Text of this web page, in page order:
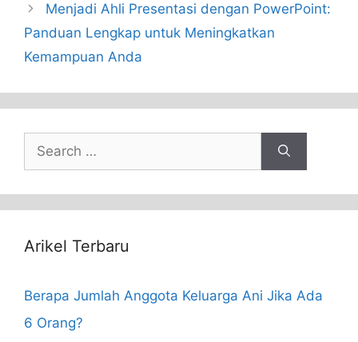
Menjadi Ahli Presentasi dengan PowerPoint:
Panduan Lengkap untuk Meningkatkan
Kemampuan Anda
Search
for:
Arikel Terbaru
Berapa Jumlah Anggota Keluarga Ani Jika Ada
6 Orang?